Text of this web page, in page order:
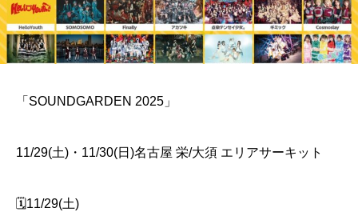
「SOUNDGARDEN 2025」
11/29(土)・11/30(日)名古屋 栄/大須 エリアサーキット
🗓️11/29(土)